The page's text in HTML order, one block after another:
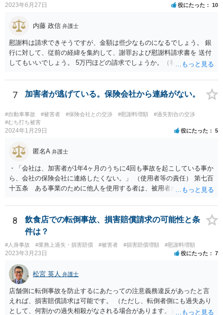
2023年6月27日 役にたった 10
内藤 政信 弁護士
慰謝料は請求できそうですが、金額は些少なものになるでしょう。 銀
行に対して、従前の経緯を集約して、謝罪および慰謝料請求書を 送付
してもいいでしょう。 5万円ほどの請求でしょうか。（私見）
7 加害者が逃げている。保険会社から連絡がない。
#自動車事故 #被害者 #保険会社との交渉 #慰謝料増額
#過失割合の交渉
#むち打ち被害
2024年1月29日 役にたった 5
匿名A 弁護士
・「会社は、加害者が1年4ヶ月のうちに4回も事故を起こしている事か
ら、会社の保険会社に連絡したくない。」 （使用者等の責任） 第七百
十五条 ある事業のために他人を使用する者は、被用者がその事業の
用者が被用者の選任及びその事業の監督について相当の注意をしたと
き、又は相当の注意をしても損害が生ずべきであったときは、この限
りでない。 会社側の言い分に付き合わず、会社側への請求をお考えな
さったほうがよろしいかもしれません。加害ドライバーの任意保険が
本件に使えるか、使おうとするかが定かではありませんので。「1年4
ヶ月のうちに4回も事故」の事実は、会社から加害ドライバーへの責任
転嫁のような発言ですが、上記ただし書との関連で言えば、会社側が
「相当の注意」をしていなかった証左でしょう。 今後の対応ですが、
事故証明書を速やかに取得すべきです。 病院で治療を受ける際、第三
者行為による傷病届を出す必要があります。 最終的にどこまで認めら
れるかという問題はありますが、事故後に事故に関連した支出に関し
8
飲食店での転倒事故、損害賠償請求の可能性と条
件は？
#人身事故 #業務上過失・損害賠償 #被害者 #損害賠償増額 #慰謝料増額
2023年3月23日 役にたった 7
松宮 英人 弁護士
店舗側に転倒事故を防止するにあたっての注意義務違反があったと言
えれば、損害賠償請求は可能です。 （ただし、転倒者側にも過失あり
として、何割かの過失相殺がなされる場合があります。） 注意義務違